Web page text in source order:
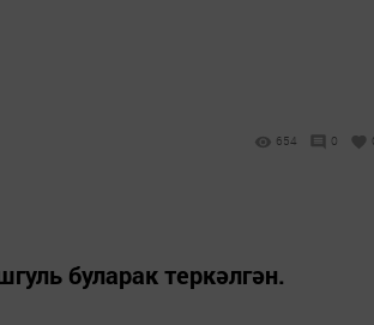
654 0
буларак теркәлгән.